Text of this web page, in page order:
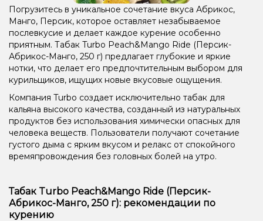
Погрузитесь в уникальное сочетание вкуса Абрикос,
Манго, Персик, которое оставляет незабываемое
послевкусие и делает каждое курение особенно
приятным. Табак Turbo Peach&Mango Ride (Персик-
Абрикос-Манго, 250 г) предлагает глубокие и яркие
нотки, что делает его предпочтительным выбором для
курильщиков, ищущих новые вкусовые ощущения.
Компания Turbo создает исключительно табак для
кальяна высокого качества, созданный из натуральных
продуктов без использования химически опасных для
человека веществ. Пользователи получают сочетание
густого дыма с ярким вкусом и релакс от спокойного
времяпровождения без головных болей на утро.
Табак Turbo Peach&Mango Ride (Персик-
Абрикос-Манго, 250 г): рекомендации по
курению